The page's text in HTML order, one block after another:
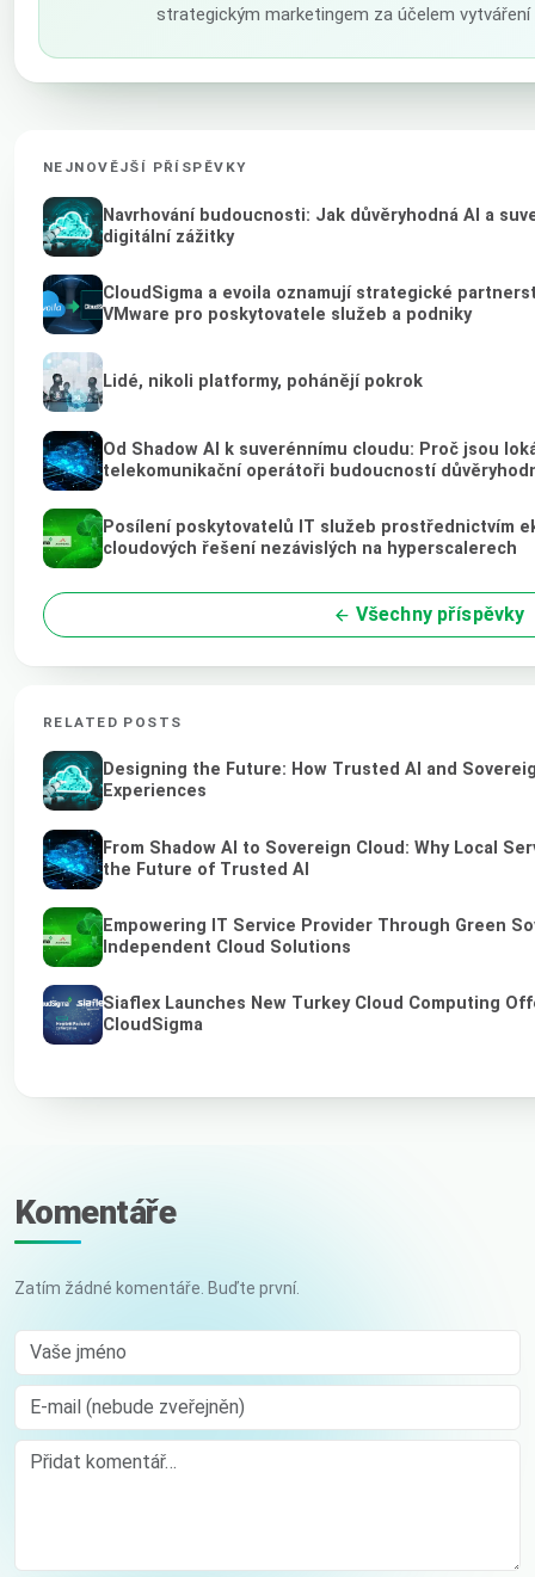
strategickým marketingem za účelem vytváření
NEJNOVĚJŠÍ PŘÍSPĚVKY
Navrhování budoucnosti: Jak důvěryhodná AI a
digitální zážitky
CloudSigma a evoila oznamují strategické
VMware pro poskytovatele služeb a podniky
Lidé, nikoli platformy, pohánějí pokrok
Od Shadow AI k suverénnímu cloudu: Proč jsou
telekomunikační operátoři budoucností
Posílení poskytovatelů IT služeb prostřednictvím
cloudových řešení nezávislých na hyperscalerech
Všechny příspěvky
RELATED POSTS
Designing the Future: How Trusted AI and
Experiences
From Shadow AI to Sovereign Cloud: Why Local
the Future of Trusted AI
Empowering IT Service Provider Through Green
Independent Cloud Solutions
Siaflex Launches New Turkey Cloud Computing
CloudSigma
Komentáře
Zatím žádné komentáře. Buďte první.
Vaše jméno
E-mail (nebude zveřejněn)
Comment